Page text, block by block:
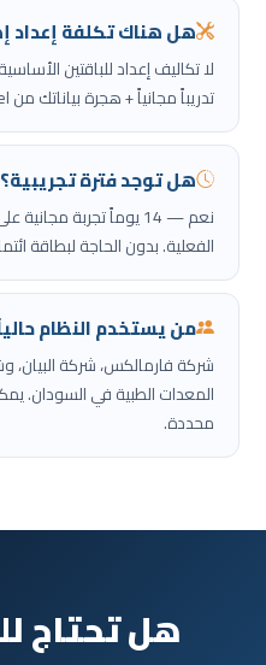
هل هناك تكلفة إعداد
لا تكاليف إعداد للباقتين
تدريباً مجانياً + هجرة بياناتك من Excel أو نظامك الحالي.
هل توجد فترة تجريبية؟
نعم — 14 يوماً تجربة
الفعلية. بدون الحاجة لبطاقة
من يستخدم النظام
شركة فارمالكس، شركة
المعدات الطبية في السودان.
محددة.
هل تحتاج